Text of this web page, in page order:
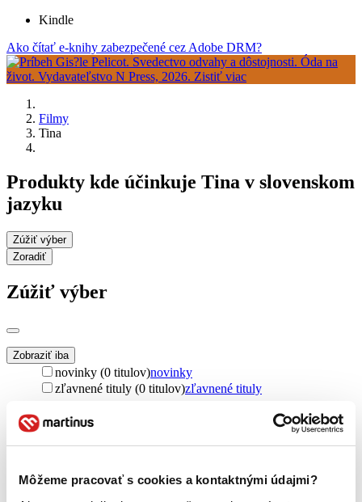
Môžeme pracovať s cookies a kontaktnými údajmi?
Kindle
Ako čítať e-knihy zabezpečené cez Adobe DRM?
Filmy
Tina
Produkty kde účinkuje Tina v slovenskom
jazyku
Zúžiť výber
Zoradiť
Zúžiť výber
Zobraziť iba
novinky (0 titulov)novinky
zľavnené tituly (0 titulov)zľavnené tituly
Dostupnosť
na centrálnom sklade
predpredaj (0 titulov)predpredaj
dostupná (bez vypredaných) (0 titulov)dostupná (bez